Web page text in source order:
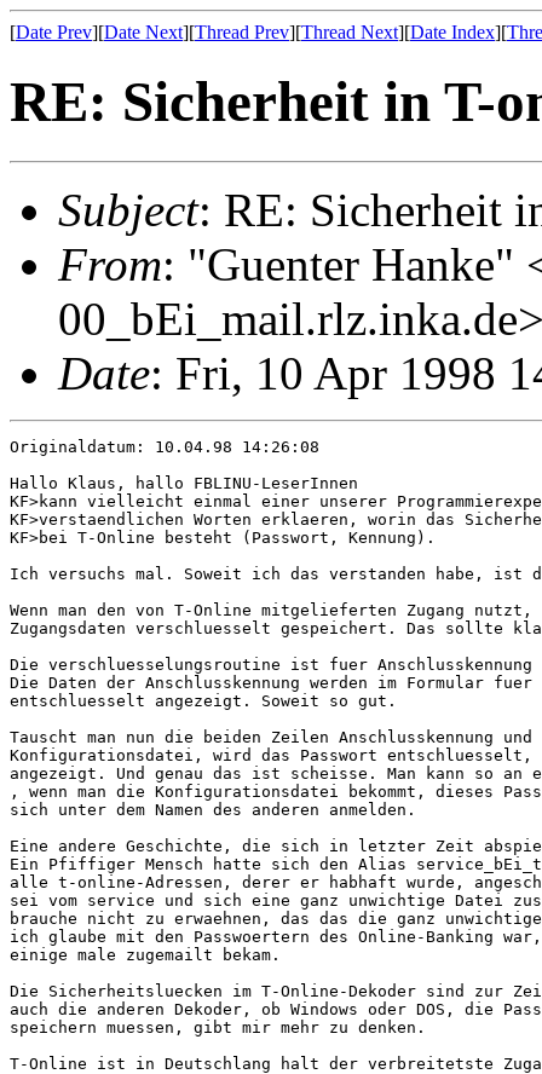
[Date Prev][Date Next][Thread Prev][Thread Next][Date Index][
RE: Sicherheit in T-
Subject: RE: Sicherheit
From: "Guenter Hanke"
Date: Fri, 10 Apr 1998
Originaldatum: 10.04.98 14:26:08
Hallo Klaus, hallo FBLINU-LeserInnen
KF>kann vielleicht einmal einer unserer
KF>verstaendlichen Worten erklaeren, worin das
KF>bei T-Online besteht (Passwort, Kennung).
Ich versuchs mal. Soweit ich das verstanden habe, ist
Wenn man den von T-Online mitgelieferten Zugang
Zugangsdaten verschluesselt gespeichert. Das sollte
Die verschluesselungsroutine ist fuer
Die Daten der Anschlusskennung werden im Formular
entschluesselt angezeigt. Soweit so gut.
Tauscht man nun die beiden Zeilen Anschlusskennung
Konfigurationsdatei, wird das Passwort entschluesselt,
angezeigt. Und genau das ist scheisse. Man kann so an
, wenn man die Konfigurationsdatei bekommt, dieses
sich unter dem Namen des anderen anmelden.
Eine andere Geschichte, die sich in letzter Zeit
Ein Pfiffiger Mensch hatte sich den Alias
alle t-online-Adressen, derer er habhaft wurde,
sei vom service und sich eine ganz unwichtige Datei
brauche nicht zu erwaehnen, das das die ganz
ich glaube mit den Passwoertern des Online-Banking
einige male zugemailt bekam.
Die Sicherheitsluecken im T-Online-Dekoder sind zur
auch die anderen Dekoder, ob Windows oder DOS, die
speichern muessen, gibt mir mehr zu denken.
T-Online ist in Deutschlang halt der verbreitetste